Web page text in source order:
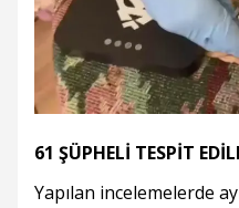
61 ŞÜPHELİ TESPİT
Yapılan incelemelerde